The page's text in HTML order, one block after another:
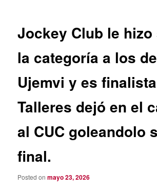
Jockey Club le
la categoría a los
Ujemvi y es
Talleres dejó en el
al CUC goleandolo
final.
Posted onmayo 23, 2026